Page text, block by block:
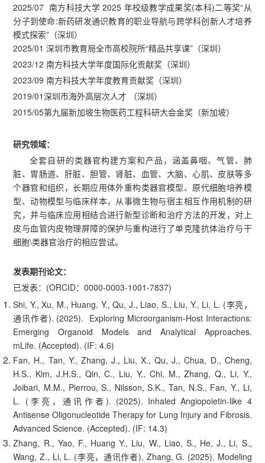
2025/07 南方科技大学 2025 年校级教学成果奖(本科)二等奖“从
分子到使命:新药研发通识教育的职业导航与跨学科创新人才培养
模式探索”（深圳）
2025/01 深圳市教育局全市高校院所“精品共享课”（深圳）
2023/12 南方科技大学年度国际化贡献奖（深圳）
2023/09 南方科技大学年度教育贡献奖（深圳）
2019/01深圳市海外高层次人才 （深圳）
2015/05第九届新加坡生物医药工程科研大会金奖（新加坡）
研究领域：
全套自研的类器官构建方案和产品，涵盖鼻咽、气管、肺
脏、胃肠道、肝脏、胆管、肾脏、血管、大脑、心肌、皮肤等多
个器官和组织，长期应用体外重构类器官模型、原代细胞培养模
型、动物模型与临床样本，从事微生物与宿主相互作用机制的研
究，并与临床应用相结合进行新型诊断和治疗方法的开发，对上
皮与血管内皮物理屏障的保护与重构进行了单克隆抗体治疗与干
细胞\类器官治疗的相应尝试。
发表期刊论文：
已发表：(ORCID：0000-0003-1001-7837)
Shi, Y., Xu, M., Huang, Y., Qu, J., Liao, S., Liu, Y., Li, L. (李亮，
通讯作者). (2025). Exploring Microorganism-Host Interactions:
Emerging Organoid Models and Analytical Approaches.
mLife. (Accepted). (IF: 4.6)
Fan, H., Tan, Y., Zhang, J., Liu, X., Qu, J., Chua, D., Cheng,
H.S., Kim, J.H.S., Qin, C., Liu, Y., Chi, M., Zhang, Q., Li, Y.,
Joibari, M.M., Pierrou, S., Nilsson, S.K., Tan, N.S., Fan, Y., Li,
L. (李亮，通讯作者). (2025). Inhaled Angiopoietin-like 4
Antisense Oligonucleotide Therapy for Lung Injury and Fibrosis.
Advanced Science. (Accepted). (IF: 14.3)
Zhang, R., Yao, F., Huang Y., Liu, W., Liao, S., He, J., Li, S.,
Wang, Z., Li, L. (李亮，通讯作者), Zhang, G. (2025). Modeling